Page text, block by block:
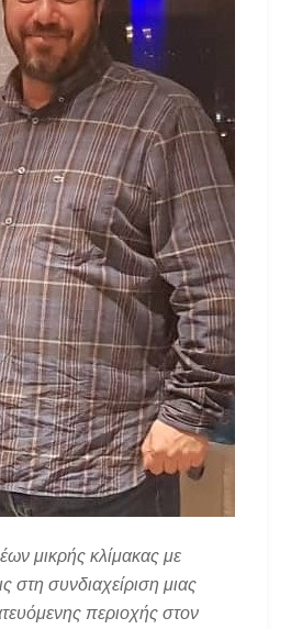
μικρής κλίμακας με
στη συνδιαχείριση μιας
περιοχής στον